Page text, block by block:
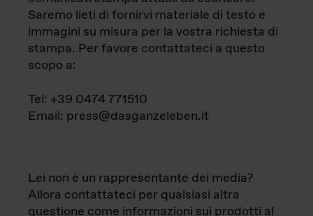
Saremo lieti di fornirvi materiale di testo e
immagini su misura per la vostra richiesta di
stampa. Per favore contattateci a questo
scopo a:
Tel: +39 0474 771510
Email: press@dasganzeleben.it
Lei non è un rappresentante dei media?
Allora contattateci per qualsiasi altra
questione come informazioni sui prodotti al